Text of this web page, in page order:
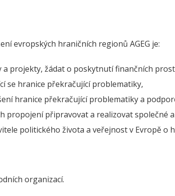
evropských hraničních regionů AGEG je:
projekty, žádat o poskytnutí finančních
se hranice překračující problematiky,
hranice překračující problematiky a
propojení připravovat a realizovat společné
politického života a veřejnost v Evropě o
organizací.